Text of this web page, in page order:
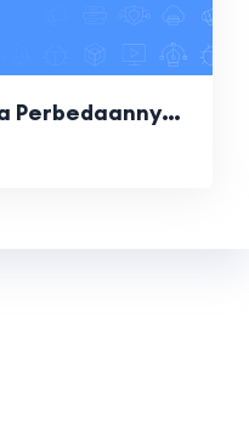
Docker vs Heroku: Apa Perbedaannya dan Mana yang Lebih Cocok?